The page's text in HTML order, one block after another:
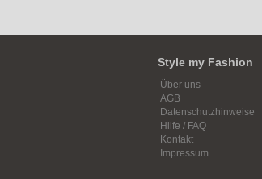
Style my Fashion
Über uns
AGB
Datenschutzhinweise
Hilfe / FAQ
Kontakt
Impressum